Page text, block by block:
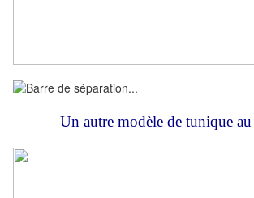
Un autre modèle de tunique